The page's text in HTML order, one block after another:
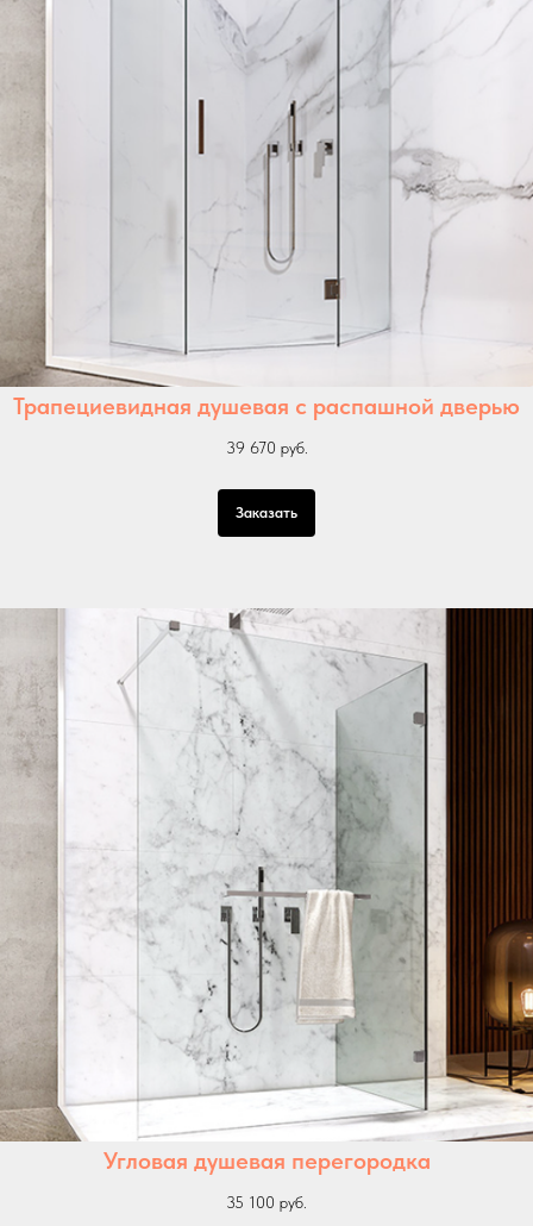
Трапециевидная душевая с распашной дверью
39 670 руб.
Заказать
Угловая душевая перегородка
35 100 руб.